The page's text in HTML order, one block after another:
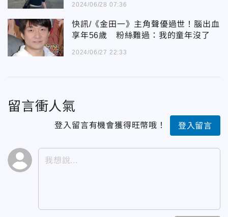
2024/06/28 07:36
快訊/《金田一》主角聲優過世！腦出血
享年56歲 粉絲難過：我的童年沒了
2024/06/27 22:33
留言衝人氣
登入留言有機會獲得旺幣哦！ 登入留言